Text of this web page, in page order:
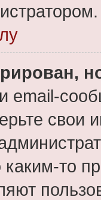
email-
свои
каким-то